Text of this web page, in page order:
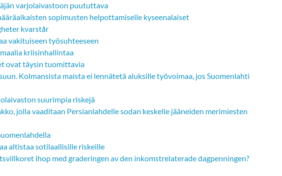
varjolaivastoon puututtava
sopimusten helpottamiselle kyseenalaiset
kvarstår
vakituiseen työsuhteeseen
kriisinhallintaa
ovat täysin tuomittavia
Kolmansista maista ei lennätetä aluksille työvoimaa, jos Suomenlahti
suurimpia riskejä
jolla vaaditaan Persianlahdelle sodan keskelle jääneiden merimiesten
altistaa sotilaallisille riskeille
ihop med graderingen av den inkomstrelaterade dagpenningen?